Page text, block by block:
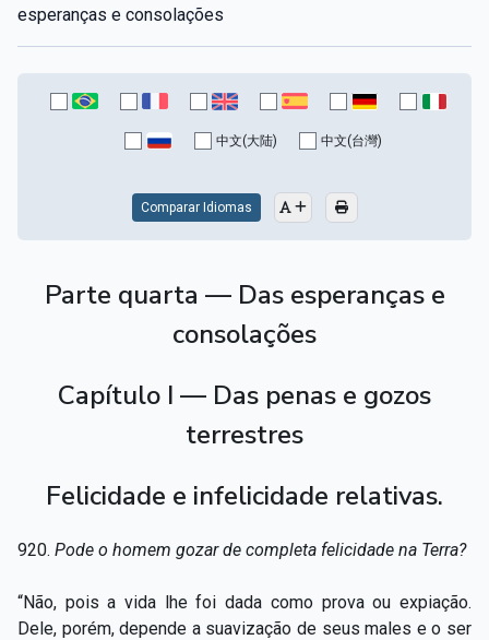
esperanças e consolações
中文(大陆) 中文(台灣)
Comparar Idiomas
Parte quarta — Das esperanças e
consolações
Capítulo I — Das penas e gozos
terrestres
Felicidade e infelicidade relativas.
920. Pode o homem gozar de completa felicidade na Terra?
“Não, pois a vida lhe foi dada como prova ou expiação.
Dele, porém, depende a suavização de seus males e o ser